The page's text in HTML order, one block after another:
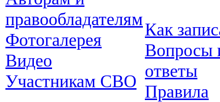
правообладателям
Фотогалерея
Видео
Участникам СВО
Как
Вопросы
ответы
Правила